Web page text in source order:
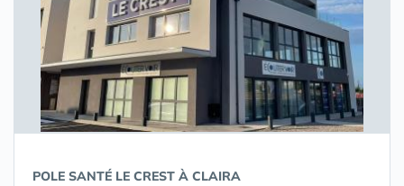
POLE SANTÉ LE CREST À CLAIRA